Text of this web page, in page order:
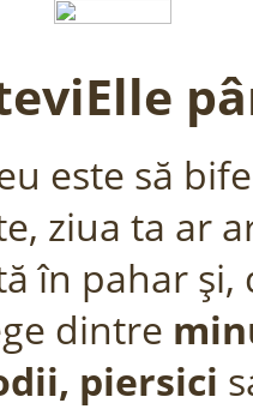
este să
ziua ta ar
în pahar
dintre
piersici